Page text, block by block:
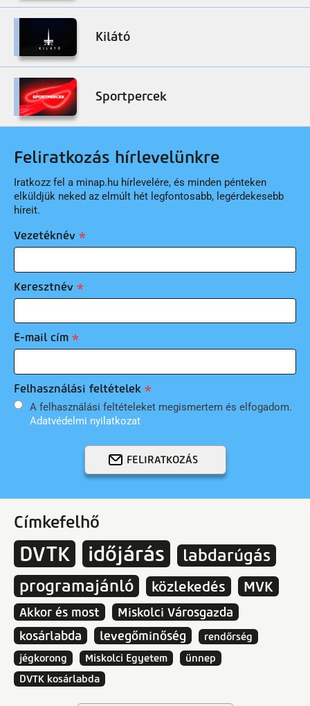
Kilátó
Sportpercek
Feliratkozás hírlevelünkre
Iratkozz fel a minap.hu hírlevelére, és minden pénteken
elküldjük neked az elmúlt hét legfontosabb, legérdekesebb
híreit.
Vezetéknév
Keresztnév
E-mail cím
Felhasználási feltételek
A felhasználási feltételeket megismertem és elfogadom.
Adatvédelmi nyilatkozat
FELIRATKOZÁS
Címkefelhő
DVTK időjárás
labdarúgás
programajánló
közlekedés MVK
Akkor és most
Miskolci Városgazda
kosárlabda
levegőminőség
rendőrség
jégkorong
Miskolci Egyetem
ünnep
DVTK kosárlabda